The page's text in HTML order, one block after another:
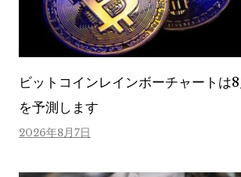
ビットコインレインボーチャートは
を予測します
2026年8月7日